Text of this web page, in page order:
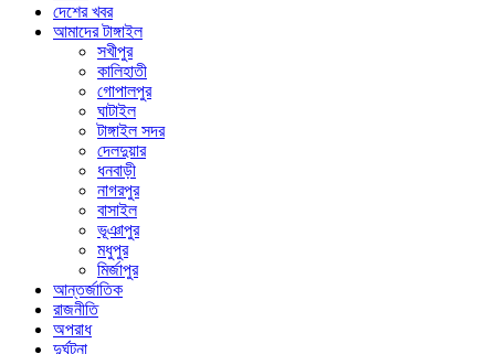
দেশের খবর
আমাদের টাঙ্গাইল
সখীপুর
কালিহাতী
গোপালপুর
ঘাটাইল
টাঙ্গাইল সদর
দেলদুয়ার
ধনবাড়ী
নাগরপুর
বাসাইল
ভূঞাপুর
মধুপুর
মির্জাপুর
আন্তর্জাতিক
রাজনীতি
অপরাধ
দুর্ঘটনা